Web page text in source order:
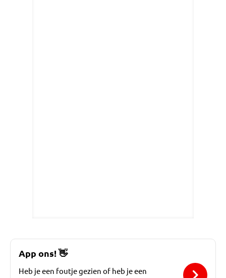
App ons!👋
Heb je een foutje gezien of heb je een